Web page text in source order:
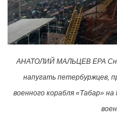
АНАТОЛИЙ МАЛЬЦЕВ EPA
напугать петербуржцев,
военного корабля «Табар»